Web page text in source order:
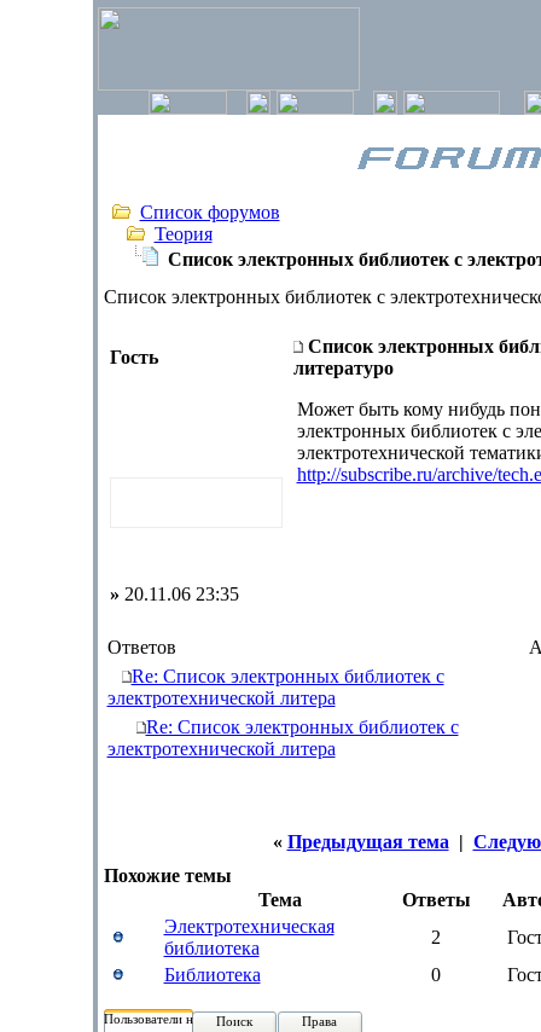
Список форумов
Теория
Список электронных библиотек c
Список электронных библиотек c
Гость
Список электронных
литературо
Может быть кому нибудь
электронных библиотек с
электротехнической
http://subscribe.ru/archive/
» 20.11.06 23:35
Ответов
Re: Список электронных библиотек c
электротехнической литера
Re: Список электронных библиотек c
электротехнической литера
« Предыдущая тема |
Похожие темы
Тема
Ответы
Электротехническая
библиотека
2
Библиотека
0
Пользователи на форуме:
Поиск Права